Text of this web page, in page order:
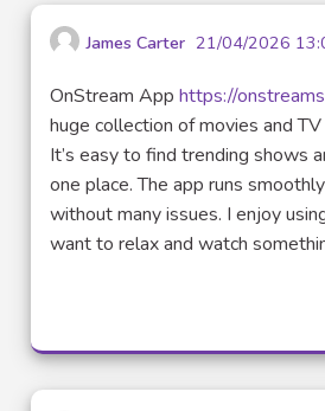
James Carter 21/04/2026
OnStream App https://
huge collection of movies and
It’s easy to find trending shows
one place. The app runs
without many issues. I enjoy
want to relax and watch